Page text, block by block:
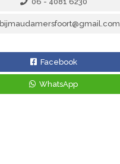
bijmaudamersfoort@gmail.com
Facebook
WhatsApp